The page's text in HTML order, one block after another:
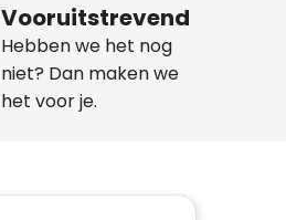
Vooruitstrevend
Hebben we het nog
niet? Dan maken we
het voor je.